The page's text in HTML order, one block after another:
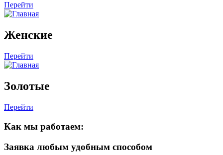
Перейти
Женские
Перейти
Золотые
Перейти
Как мы работаем:
Заявка любым удобным способом